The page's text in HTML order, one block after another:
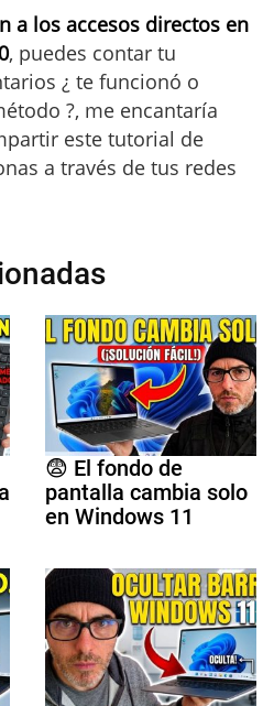
a los accesos directos en
, puedes contar tu
¿ te funcionó o
?, me encantaría
este tutorial de
a través de tus redes
😨 El fondo de
pantalla cambia solo
en Windows 11